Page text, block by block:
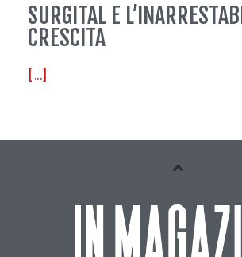
SURGITAL E
CRESCITA
[...]